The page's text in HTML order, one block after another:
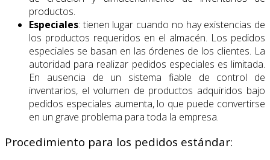
productos.
Especiales: tienen lugar cuando no hay existencias de
los productos requeridos en el almacén. Los pedidos
especiales se basan en las órdenes de los clientes. La
autoridad para realizar pedidos especiales es limitada.
En ausencia de un sistema fiable de control de
inventarios, el volumen de productos adquiridos bajo
pedidos especiales aumenta, lo que puede convertirse
en un grave problema para toda la empresa.
Procedimiento para los pedidos estándar: